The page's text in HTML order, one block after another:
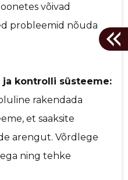
võivad
probleemid nõuda
ja kontrolli süsteeme:
rakendada
et saaksite
arengut. Võrdlege
ning tehke